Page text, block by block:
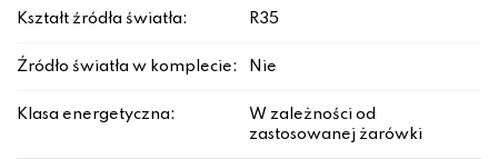
Kształt źródła światła: R35
Źródło światła w komplecie: Nie
Klasa energetyczna:
W zależności od
zastosowanej żarówki